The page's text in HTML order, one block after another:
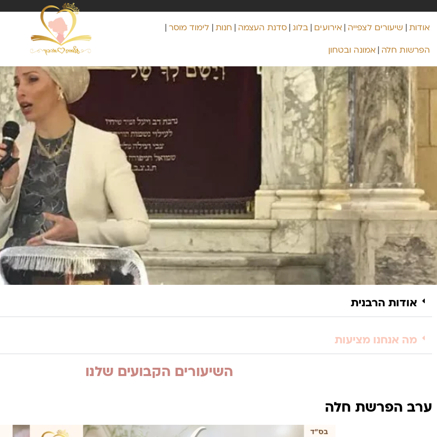
אודות שיעורים לצפייה אירועים בלוג סדנת העצמה חנות
לימוד מוסר
הפרשות חלה אמונה ובטחון
אודות הרבנית
מה אנחנו מציעות
השיעורים הקבועים שלנו
ערב הפרשת חלה